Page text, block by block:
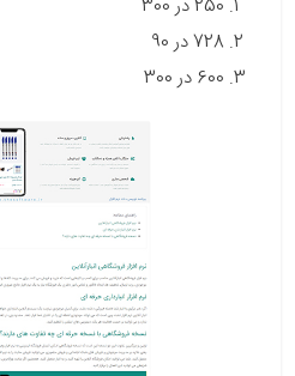
250 در 300
728 در 90
600 در 300